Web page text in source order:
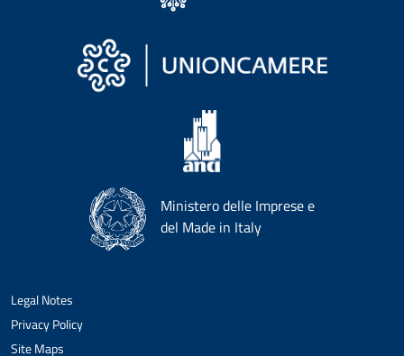
Ministero delle Imprese e
del Made in Italy
Legal Notes
Privacy Policy
Site Maps